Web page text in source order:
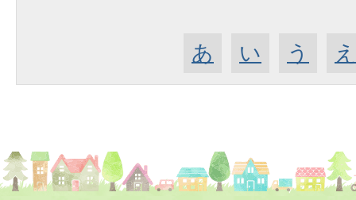
あ い う え